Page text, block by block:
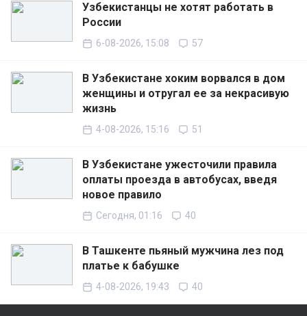
Узбекистанцы не хотят работать в
России
6-08-2026, 15:08 57
В Узбекистане хоким ворвался в дом
женщины и отругал ее за некрасивую
жизнь
4-08-2026, 15:16 51
В Узбекистане ужесточили правила
оплаты проезда в автобусах, введя
новое правило
Сегодня, 01:16 40
В Ташкенте пьяный мужчина лез под
платье к бабушке
4-08-2026, 19:43 40